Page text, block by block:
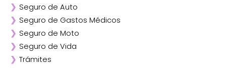
❯ Afirme
❯ ANA
❯ AXA
❯ Chubb
❯ GNP
❯ Seguro de Auto
❯ Seguro de Gastos Médicos
❯ Seguro de Moto
❯ Seguro de Vida
❯ Trámites